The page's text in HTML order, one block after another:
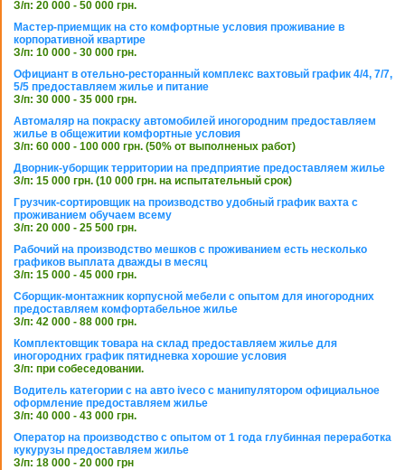
З/п: 20 000 - 50 000 грн.
Мастер-приемщик на сто комфортные условия проживание в
корпоративной квартире
З/п: 10 000 - 30 000 грн.
Официант в отельно-ресторанный комплекс вахтовый график 4/4, 7/7,
5/5 предоставляем жилье и питание
З/п: 30 000 - 35 000 грн.
Автомаляр на покраску автомобилей иногородним предоставляем
жилье в общежитии комфортные условия
З/п: 60 000 - 100 000 грн. (50% от выполненых работ)
Дворник-уборщик территории на предприятие предоставляем жилье
З/п: 15 000 грн. (10 000 грн. на испытательный срок)
Грузчик-сортировщик на производство удобный график вахта с
проживанием обучаем всему
З/п: 20 000 - 25 500 грн.
Рабочий на производство мешков с проживанием есть несколько
графиков выплата дважды в месяц
З/п: 15 000 - 45 000 грн.
Сборщик-монтажник корпусной мебели с опытом для иногородних
предоставляем комфортабельное жилье
З/п: 42 000 - 88 000 грн.
Комплектовщик товара на склад предоставляем жилье для
иногородних график пятидневка хорошие условия
З/п: при собеседовании.
Водитель категории с на авто iveco с манипулятором официальное
оформление предоставляем жилье
З/п: 40 000 - 43 000 грн.
Оператор на производство с опытом от 1 года глубинная переработка
кукурузы предоставляем жилье
З/п: 18 000 - 20 000 грн